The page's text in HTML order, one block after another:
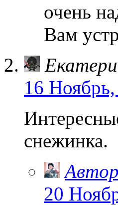
очень
Вам
16
снежинка.
20